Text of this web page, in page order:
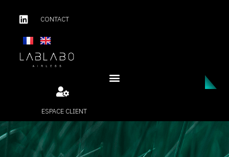
CONTACT
ESPACE CLIENT